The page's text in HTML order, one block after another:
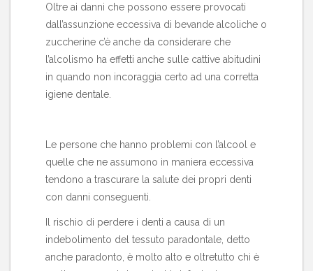
Oltre ai danni che possono essere provocati
dall’assunzione eccessiva di bevande alcoliche o
zuccherine c’è anche da considerare che
l’alcolismo ha effetti anche sulle cattive abitudini
in quando non incoraggia certo ad una corretta
igiene dentale.
Le persone che hanno problemi con l’alcool e
quelle che ne assumono in maniera eccessiva
tendono a trascurare la salute dei propri denti
con danni conseguenti.
Il rischio di perdere i denti a causa di un
indebolimento del tessuto paradontale, detto
anche paradonto, è molto alto e oltretutto chi è